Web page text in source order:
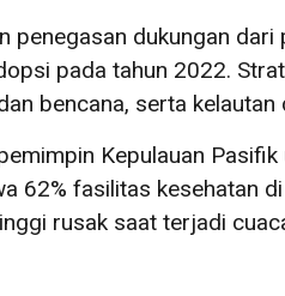
dukungan dari
pada tahun 2022.
bencana, serta kelautan
Kepulauan
62% fasilitas kesehatan
rusak saat terjadi